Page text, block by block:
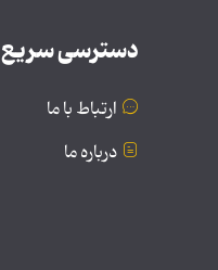
دسترسی سریع
ارتباط با ما
درباره ما